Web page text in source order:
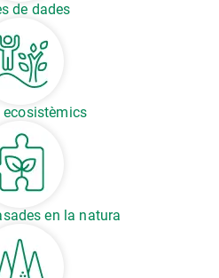
de dades
ecosistèmics
en la natura